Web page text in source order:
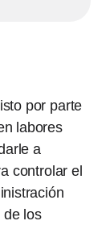
por parte
labores
a
controlar el
de los